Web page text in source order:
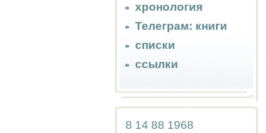
хронология
Телеграм: книги
списки
ссылки
8 14 88 1968